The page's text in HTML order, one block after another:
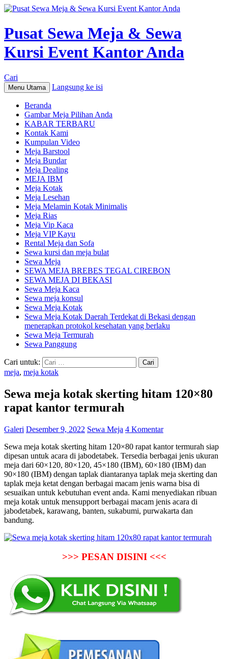
Pusat Sewa Meja & Sewa
Kursi Event Kantor Anda
Cari
Menu Utama Langsung ke isi
Beranda
Gambar Meja Pilihan Anda
KABAR TERBARU
Kontak Kami
Kumpulan Video
Meja Barstool
Meja Bundar
Meja Dealing
MEJA IBM
Meja Kotak
Meja Lesehan
Meja Melamin Kotak Minimalis
Meja Rias
Meja Vip Kaca
Meja VIP Kayu
Rental Meja dan Sofa
Sewa kursi dan meja bulat
Sewa Meja
SEWA MEJA BREBES TEGAL CIREBON
SEWA MEJA DI BEKASI
Sewa Meja Kaca
Sewa meja konsul
Sewa Meja Kotak
Sewa Meja Kotak Daerah Terdekat di Bekasi dengan
menerapkan protokol kesehatan yang berlaku
Sewa Meja Termurah
Sewa Panggung
Cari untuk:
meja, meja kotak
Sewa meja kotak skerting hitam 120×80
rapat kantor termurah
Galeri Desember 9, 2022 Sewa Meja 4 Komentar
Sewa meja kotak skerting hitam 120×80 rapat kantor termurah siap
dipesan untuk acara di jabodetabek. Tersedia berbagai jenis ukuran
meja dari 60×120, 80×120, 45×180 (IBM), 60×180 (IBM) dan
90×180 (IBM) dengan taplak diantaranya taplak meja skerting dan
taplak meja ketat dengan berbagai macam jenis warna bisa di
sesuaikan untuk kebutuhan event anda. Kami menyediakan ribuan
meja kotak untuk mensupport berbagai macam jenis acara di
jabodetabek, karawang, banten, sukabumi, purwakarta dan
bandung.
>>> PESAN DISINI <<<